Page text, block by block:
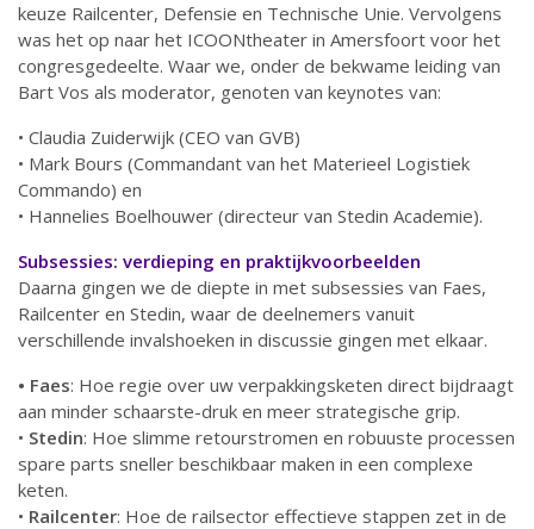
keuze Railcenter, Defensie en Technische Unie. Vervolgens
was het op naar het ICOONtheater in Amersfoort voor het
congresgedeelte. Waar we, onder de bekwame leiding van
Bart Vos als moderator, genoten van keynotes van:
• Claudia Zuiderwijk (CEO van GVB)
• Mark Bours (Commandant van het Materieel Logistiek
Commando) en
• Hannelies Boelhouwer (directeur van Stedin Academie).
Subsessies: verdieping en praktijkvoorbeelden
Daarna gingen we de diepte in met subsessies van Faes,
Railcenter en Stedin, waar de deelnemers vanuit
verschillende invalshoeken in discussie gingen met elkaar.
• Faes: Hoe regie over uw verpakkingsketen direct bijdraagt
aan minder schaarste-druk en meer strategische grip.
• Stedin: Hoe slimme retourstromen en robuuste processen
spare parts sneller beschikbaar maken in een complexe
keten.
• Railcenter: Hoe de railsector effectieve stappen zet in de